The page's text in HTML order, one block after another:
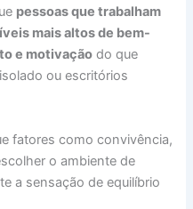
pessoas que trabalham
mais altos de bem-
e motivação do que
ou escritórios
fatores como convivência,
o ambiente de
a sensação de equilíbrio